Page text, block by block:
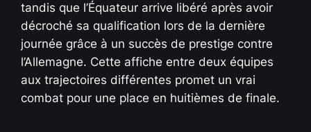
tandis que l’Équateur arrive libéré après avoir
décroché sa qualification lors de la dernière
journée grâce à un succès de prestige contre
l’Allemagne. Cette affiche entre deux équipes
aux trajectoires différentes promet un vrai
combat pour une place en huitièmes de finale.